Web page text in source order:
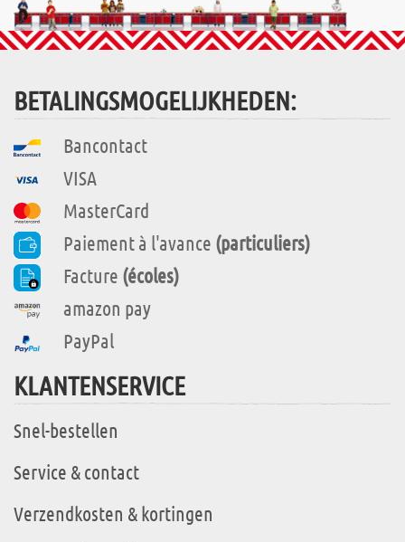
BETALINGSMOGELIJKHEDEN:
Bancontact
VISA
MasterCard
Paiement à l'avance (particuliers)
Facture (écoles)
amazon pay
PayPal
KLANTENSERVICE
Snel-bestellen
Service & contact
Verzendkosten & kortingen